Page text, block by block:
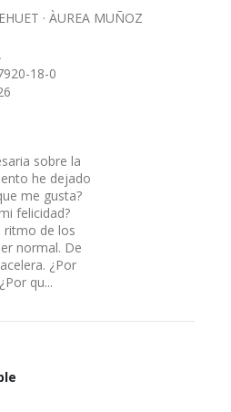
· ÀUREA MUÑOZ
18-0
sobre la
he dejado
me gusta?
felicidad?
ritmo de los
normal. De
¿Por
qu...